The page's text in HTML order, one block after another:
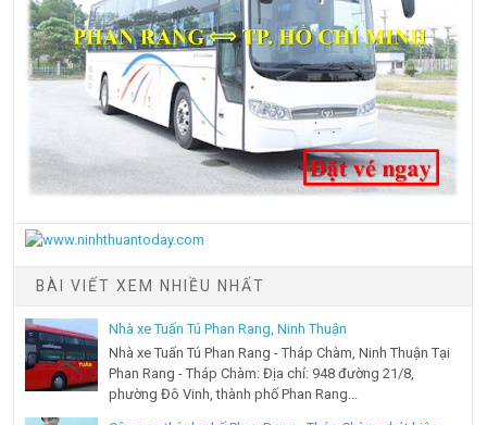
BÀI VIẾT XEM NHIỀU NHẤT
Nhà xe Tuấn Tú Phan Rang, Ninh Thuận
Nhà xe Tuấn Tú Phan Rang - Tháp Chàm, Ninh Thuận Tại
Phan Rang - Tháp Chàm: Địa chỉ: 948 đường 21/8,
phường Đô Vinh, thành phố Phan Rang...